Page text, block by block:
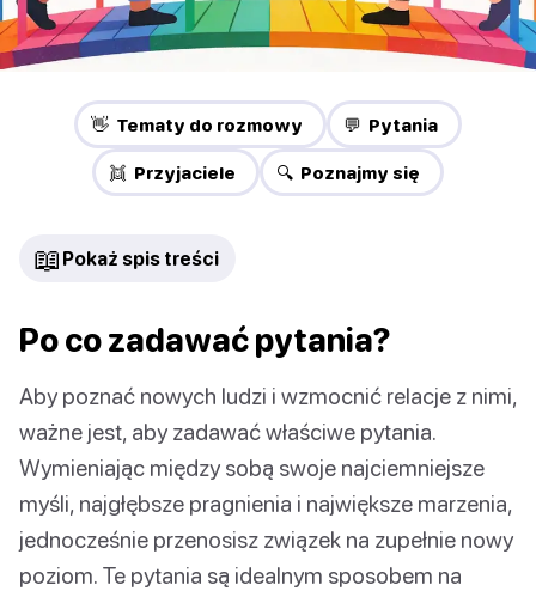
👋 Tematy do rozmowy 💬 Pytania
👯 Przyjaciele 🔍 Poznajmy się
📖 Pokaż spis treści
Po co zadawać pytania?
Aby poznać nowych ludzi i wzmocnić relacje z nimi,
ważne jest, aby zadawać właściwe pytania.
Wymieniając między sobą swoje najciemniejsze
myśli, najgłębsze pragnienia i największe marzenia,
jednocześnie przenosisz związek na zupełnie nowy
poziom. Te pytania są idealnym sposobem na